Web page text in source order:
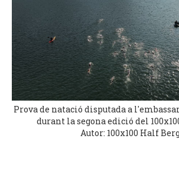
Prova de natació disputada a
durant la segona edició del
Autor: 100x100 Half